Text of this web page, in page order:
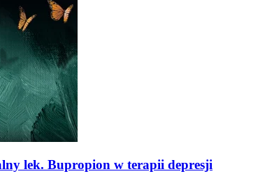
lek. Bupropion w terapii depresji